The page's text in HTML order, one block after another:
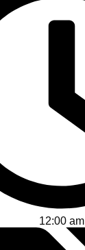
12:00 am